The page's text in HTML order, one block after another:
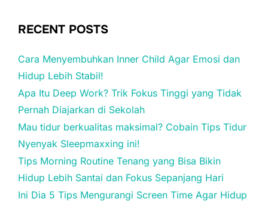
RECENT POSTS
Cara Menyembuhkan Inner Child Agar Emosi dan
Hidup Lebih Stabil!
Apa Itu Deep Work? Trik Fokus Tinggi yang Tidak
Pernah Diajarkan di Sekolah
Mau tidur berkualitas maksimal? Cobain Tips Tidur
Nyenyak Sleepmaxxing ini!
Tips Morning Routine Tenang yang Bisa Bikin
Hidup Lebih Santai dan Fokus Sepanjang Hari
Ini Dia 5 Tips Mengurangi Screen Time Agar Hidup